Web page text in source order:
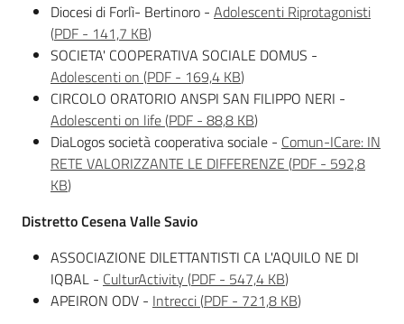
Diocesi di Forlì- Bertinoro - Adolescenti Riprotagonisti
(PDF - 141,7 KB)
SOCIETA' COOPERATIVA SOCIALE DOMUS -
Adolescenti on (PDF - 169,4 KB)
CIRCOLO ORATORIO ANSPI SAN FILIPPO NERI -
Adolescenti on life(PDF - 88,8 KB)
DiaLogos società cooperativa sociale - Comun-ICare: IN
RETE VALORIZZANTE LE DIFFERENZE (PDF - 592,8
KB)
Distretto Cesena Valle Savio
ASSOCIAZIONE DILETTANTISTI CA L'AQUILO NE DI
IQBAL - CulturActivity (PDF - 547,4 KB)
APEIRON ODV - Intrecci(PDF - 721,8 KB)